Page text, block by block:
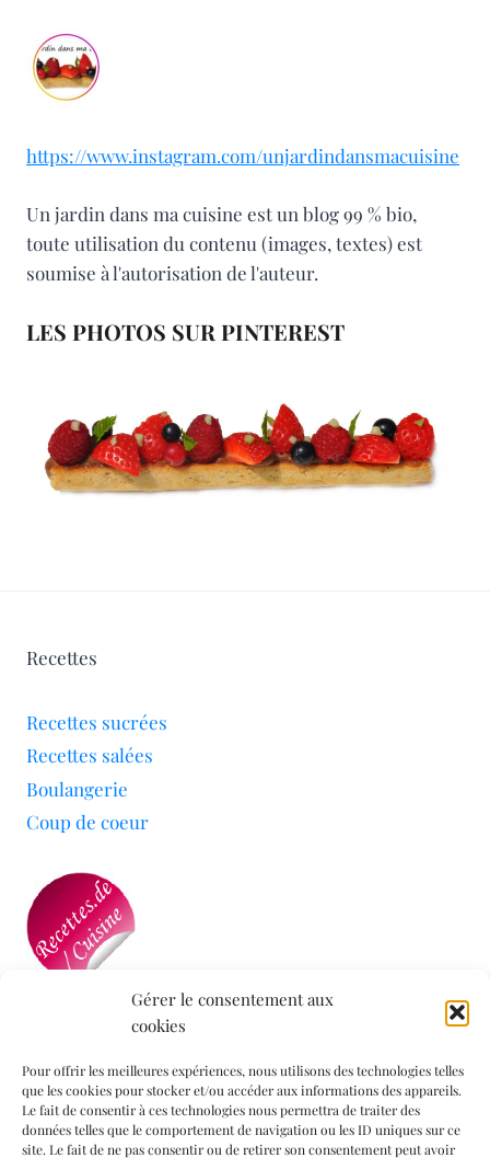
Gérer le consentement aux
cookies
Pour offrir les meilleures expériences, nous utilisons des technologies telles
que les cookies pour stocker et/ou accéder aux informations des appareils.
Le fait de consentir à ces technologies nous permettra de traiter des
données telles que le comportement de navigation ou les ID uniques sur ce
site. Le fait de ne pas consentir ou de retirer son consentement peut avoir
https://www.instagram.com/unjardindansmacuisine
Un jardin dans ma cuisine est un blog 99 % bio,
toute utilisation du contenu (images, textes) est
soumise à l'autorisation de l'auteur.
LES PHOTOS SUR PINTEREST
Recettes
Recettes sucrées
Recettes salées
Boulangerie
Coup de coeur
Mon blog a été sélectionné par le site
Informations légales